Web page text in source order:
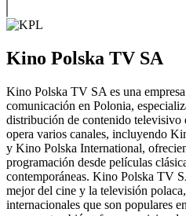
Kino Polska TV SA
Kino Polska TV SA es una
comunicación en Polonia,
distribución de contenido televisivo
opera varios canales, incluyendo
y Kino Polska International,
programación desde películas
contemporáneas. Kino Polska TV
mejor del cine y la televisión
internacionales que son populares